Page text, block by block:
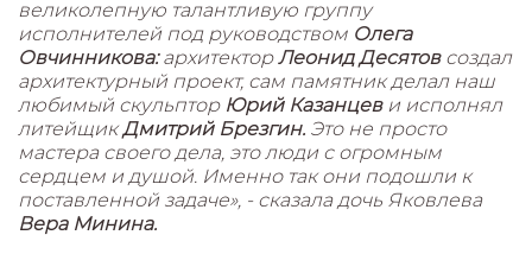
великолепную талантливую группу
исполнителей под руководством Олега
Овчинникова:архитекторЛеонид Десятов создал
архитектурный проект, сам памятник делал наш
любимый скульптор Юрий Казанцеви исполнял
литейщикДмитрий Брезгин. Это не просто
мастера своего дела, это люди с огромным
сердцем и душой. Именно так они подошли к
поставленной задаче», - сказала дочь Яковлева
Вера Минина.